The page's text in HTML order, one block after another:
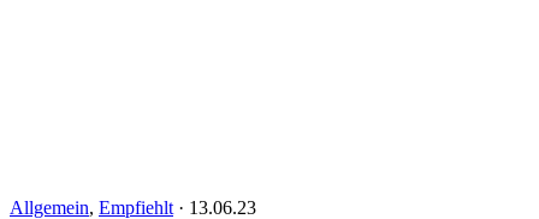
Allgemein, Empfiehlt · 13.06.23